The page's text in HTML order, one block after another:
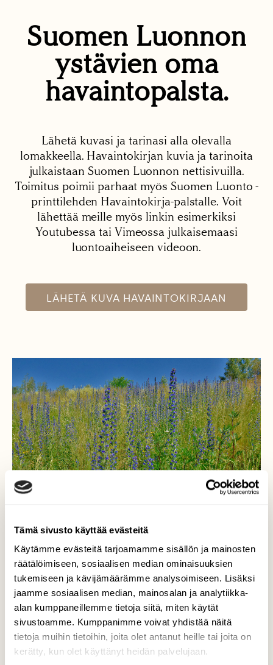
Tämä sivusto käyttää evästeitä
Käytämme evästeitä tarjoamamme sisällön ja mainosten
räätälöimiseen, sosiaalisen median ominaisuuksien
tukemiseen ja kävijämäärämme analysoimiseen. Lisäksi
jaamme sosiaalisen median, mainosalan ja analytiikka-
alan kumppaneillemme tietoja siitä, miten käytät
sivustoamme. Kumppanimme voivat yhdistää näitä
tietoja muihin tietoihin, joita olet antanut heille tai joita on
kerätty, kun olet käyttänyt heidän palvelujaan.
Suomen Luonnon
ystävien oma
havaintopalsta.
Lähetä kuvasi ja tarinasi alla olevalla
lomakkeella. Havaintokirjan kuvia ja tarinoita
julkaistaan Suomen Luonnon nettisivuilla.
Toimitus poimii parhaat myös Suomen Luonto -
printtilehden Havaintokirja-palstalle. Voit
lähettää meille myös linkin esimerkiksi
Youtubessa tai Vimeossa julkaisemaasi
luontoaiheiseen videoon.
LÄHETÄ KUVA HAVAINTOKIRJAAN
Vuorottelu toimii
Vain hetki sitten tällä paahteisella rinteellä
oli voikukan siemenpallot, mutta nyt
samassa paikassa kukkii neidonkielet ja
muut kasvit.